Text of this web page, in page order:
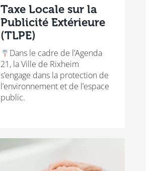
Taxe Locale sur la
Publicité Extérieure
(TLPE)
Dans le cadre de l’Agenda
21, la Ville de Rixheim
s’engage dans la protection de
l’environnement et de l’espace
public.